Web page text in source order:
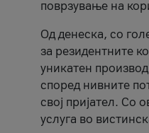
поврзување на
Од денеска, со
за резидентните
уникатен
според нивните
свој пријател. Со
услуга во